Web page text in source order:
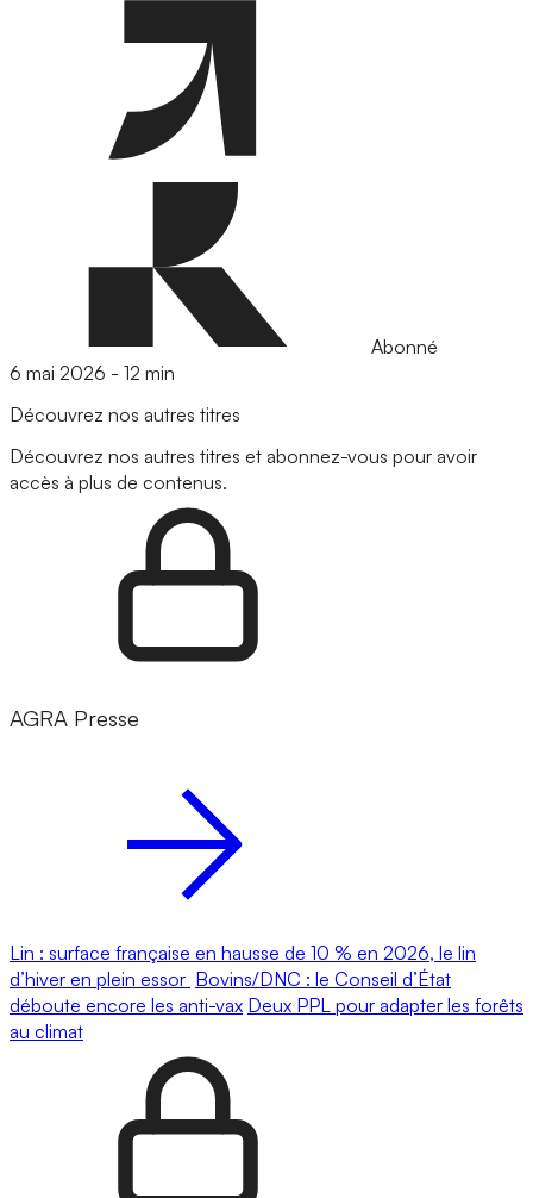
Abonné
6 mai 2026 - 12 min
Découvrez nos autres titres
Découvrez nos autres titres et abonnez-vous pour avoir
accès à plus de contenus.
AGRA Presse
Lin : surface française en hausse de 10 % en 2026, le lin
d’hiver en plein essor Bovins/DNC : le Conseil d’État
déboute encore les anti-vax Deux PPL pour adapter les forêts
au climat